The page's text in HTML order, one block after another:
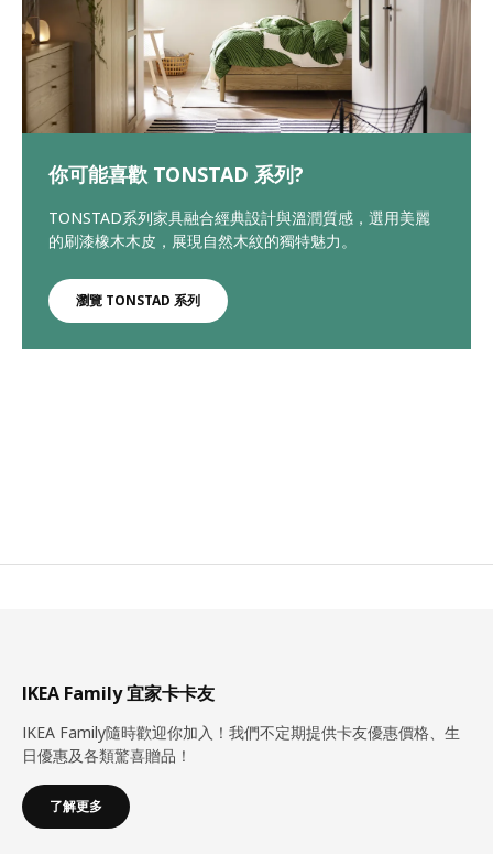
你可能喜歡 TONSTAD 系列?
TONSTAD系列家具融合經典設計與溫潤質感，選用美麗
的刷漆橡木木皮，展現自然木紋的獨特魅力。
瀏覽 TONSTAD 系列
IKEA Family 宜家卡卡友
IKEA Family隨時歡迎你加入！我們不定期提供卡友優惠價格、生
日優惠及各類驚喜贈品！
了解更多